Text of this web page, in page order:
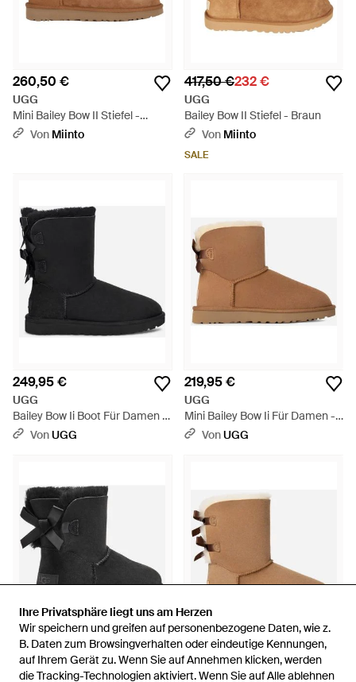
Ihre Privatsphäre liegt uns am Herzen
Wir speichern und greifen auf personenbezogene Daten, wie z.
B. Daten zum Browsingverhalten oder eindeutige Kennungen,
auf Ihrem Gerät zu. Wenn Sie auf Annehmen klicken, werden
die Tracking-Technologien aktiviert. Wenn Sie auf Alle ablehnen
Ihre Privatsphäre liegt uns am Herzen
Wir speichern und greifen auf personenbezogene Daten, wie z.
B. Daten zum Browsingverhalten oder eindeutige Kennungen,
auf Ihrem Gerät zu. Wenn Sie auf Annehmen klicken, werden
die Tracking-Technologien aktiviert. Wenn Sie auf Alle ablehnen
260,50 €
UGG
Mini Bailey Bow II Stiefel -
Braun
Von Miinto
417,50 €232 €
UGG
Bailey Bow II Stiefel - Braun
Von Miinto
SALE
249,95 €
UGG
Bailey Bow Ii Boot Für Damen -
Schwarz
VonUGG
219,95 €
UGG
Mini Bailey Bow Ii Für Damen -
Braun
VonUGG
219,95 € 249,95 €